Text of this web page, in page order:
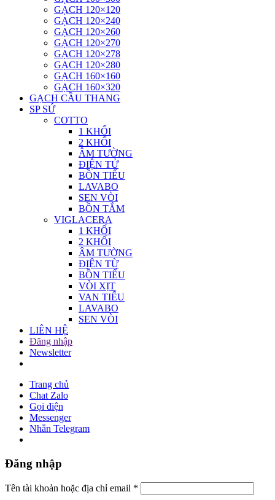
GẠCH 120×120
GẠCH 120×240
GẠCH 120×260
GẠCH 120×270
GẠCH 120×278
GẠCH 120×280
GẠCH 160×160
GẠCH 160×320
GẠCH CẦU THANG
SP SỨ
COTTO
1 KHỐI
2 KHỐI
ÂM TƯỜNG
ĐIỆN TỬ
BỒN TIỂU
LAVABO
SEN VÒI
BỒN TẮM
VIGLACERA
1 KHỐI
2 KHỐI
ÂM TƯỜNG
ĐIỆN TỪ
BỒN TIỂU
VÒI XỊT
VAN TIỂU
LAVABO
SEN VÒI
LIÊN HỆ
Đăng nhập
Newsletter
Trang chủ
Chat Zalo
Gọi điện
Messenger
Nhắn Telegram
Đăng nhập
Tên tài khoản hoặc địa chỉ email *